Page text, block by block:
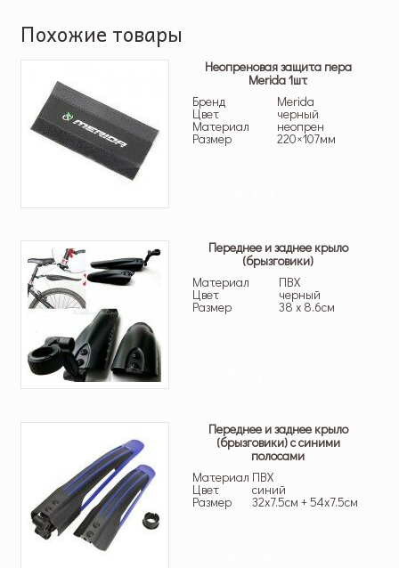
Похожие товары
Неопреновая защита пера
Merida 1шт
Бренд
Merida
Цвет черный
Материал неопрен
Размер 220×107мм
Переднее и заднее крыло
(брызговики)
Материал
ПВХ
Цвет черный
Размер 38 х 8.6см
Переднее и заднее крыло
(брызговики) с синими
полосами
Материал ПВХ
Цвет синий
Размер 32х7.5см + 54х7.5см